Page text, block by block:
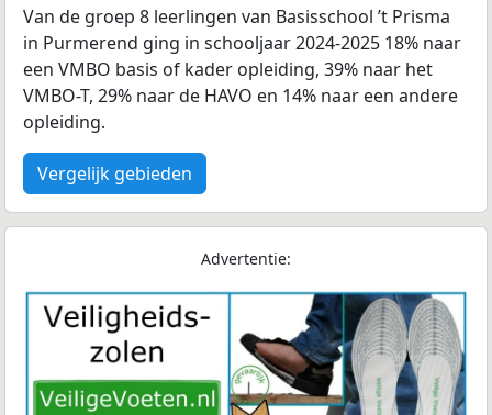
Van de groep 8 leerlingen van Basisschool ’t Prisma
in Purmerend ging in schooljaar 2024-2025 18% naar
een VMBO basis of kader opleiding, 39% naar het
VMBO-T, 29% naar de HAVO en 14% naar een andere
opleiding.
Vergelijk gebieden
Advertentie: